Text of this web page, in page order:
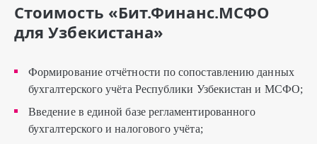
Стоимость «Бит.Финанс.МСФО
для Узбекистана»
Формирование отчётности по сопоставлению данных
бухгалтерского учёта Республики Узбекистан и МСФО;
Введение в единой базе регламентированного
бухгалтерского и налогового учёта;